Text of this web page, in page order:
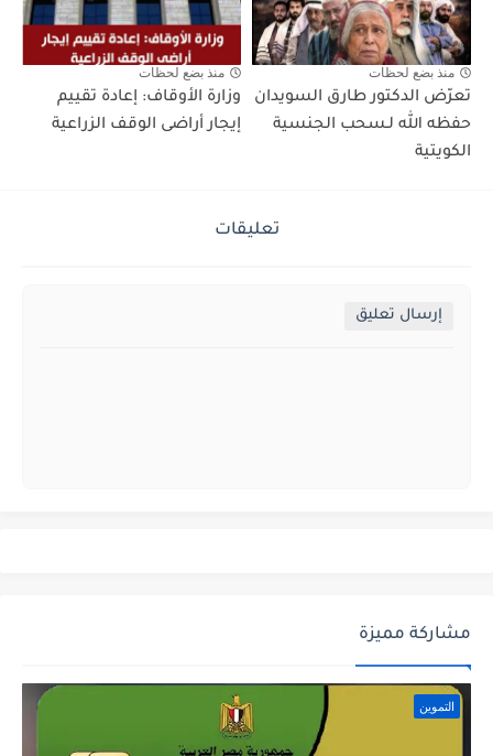
منذ بضع لحظات
تعرّض الدكتور طارق السويدان
حفظه الله لـسحب الجنسية
الكويتية
منذ بضع لحظات
وزارة الأوقاف: إعادة تقييم
إيجار أراضى الوقف الزراعية
تعليقات
إرسال تعليق
مشاركة مميزة
التموين